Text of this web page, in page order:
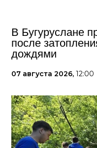
В Бугуруслане
после
дождями
07 августа 2026, 12:00